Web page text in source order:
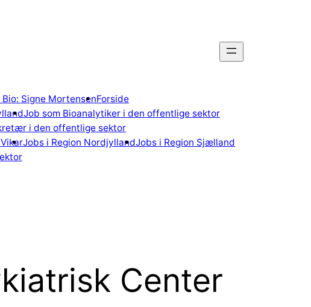
Signe MortensenForside
Job som Bioanalytiker i den offentlige sektor
i den offentlige sektor
Jobs i Region NordjyllandJobs i Region Sjælland
Center